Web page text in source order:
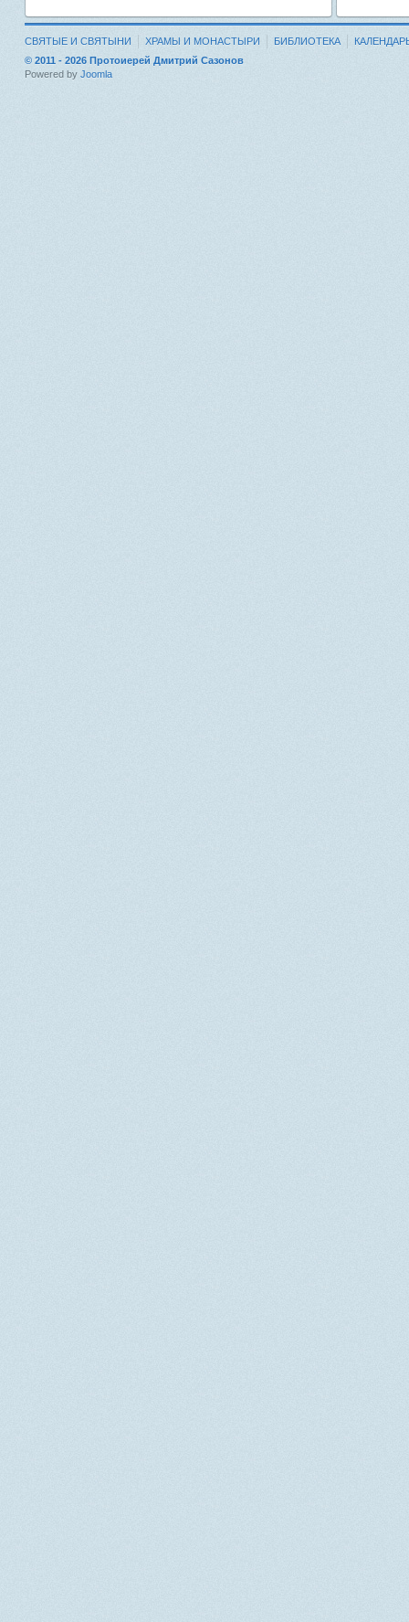
СВЯТЫЕ И СВЯТЫНИ ХРАМЫ И МОНАСТЫРИ БИБЛИОТЕКА
© 2011 - 2026 Протоиерей Дмитрий Сазонов
Powered by Joomla